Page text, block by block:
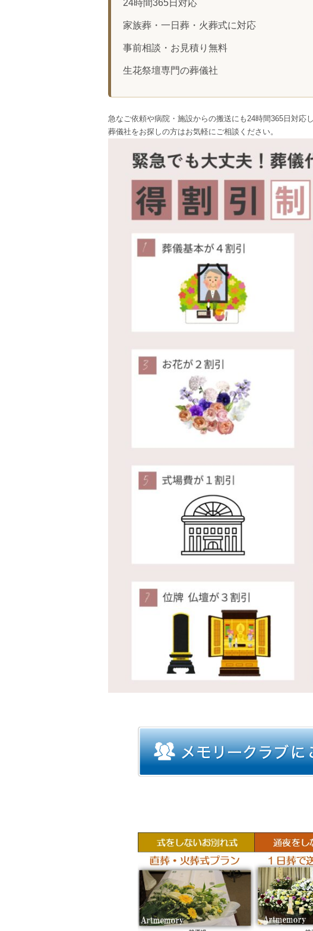
24時間365日対応
家族葬・一日葬・火葬式に対応
事前相談・お見積り無料
生花祭壇専門の葬儀社
急なご依頼や病院・施設からの搬送にも24時間365日対応
葬儀社をお探しの方はお気軽にご相談ください。